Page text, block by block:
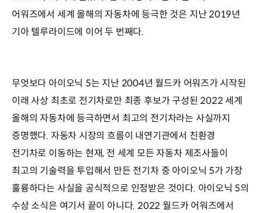
어워즈에서 세계 올해의 자동차에 등극한 것은 지난 2019년
기아 텔루라이드에 이어 두 번째다.
무엇보다 아이오닉 5는 지난 2004년 월드카 어워즈가 시작된
이래 사상 최초로 전기차로만 최종 후보가 구성된 2022 세계
올해의 자동차에 등극하면서 최고의 전기차라는 사실까지
증명했다. 자동차 시장의 흐름이 내연기관에서 친환경
전기차로 이동하는 현재, 전 세계 모든 자동차 제조사들이
최고의 기술력을 투입해서 만든 전기차 중 아이오닉 5가 가장
훌륭하다는 사실을 공식적으로 인정받은 것이다. 아이오닉 5의
수상 소식은 여기서 끝이 아니다. 2022 월드카 어워즈에서